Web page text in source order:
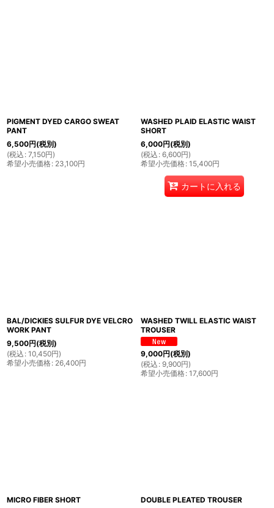
PIGMENT DYED CARGO SWEAT
PANT
6,500円(税別)
(税込 : 7,150円)
希望小売価格: 23,100円
WASHED PLAID ELASTIC WAIST
SHORT
6,000円(税別)
(税込 : 6,600円)
希望小売価格: 15,400円
カートに入れる
BAL/DICKIES SULFUR DYE VELCRO
WORK PANT
9,500円(税別)
(税込 : 10,450円)
希望小売価格: 26,400円
WASHED TWILL ELASTIC WAIST
TROUSER
9,000円(税別)
(税込 : 9,900円)
希望小売価格: 17,600円
MICRO FIBER SHORT
DOUBLE PLEATED TROUSER